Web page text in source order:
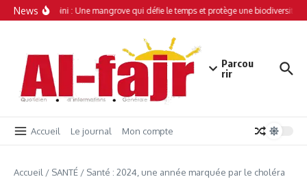
Aller au contenu
News
Simamboini : Une mangrove qui défie le temps et protège une biodiversité
Parcou
rir
Accueil Le journal Mon compte
Accueil / SANTÉ / Santé : 2024, une année marquée par le choléra